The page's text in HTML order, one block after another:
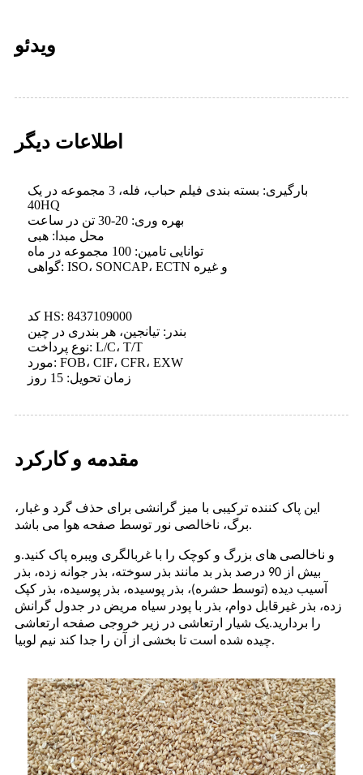
ویدئو
اطلاعات دیگر
بارگیری: بسته بندی فیلم حباب، فله، 3 مجموعه در یک
40HQ
بهره وری: 20-30 تن در ساعت
محل مبدا: هبی
توانایی تامین: 100 مجموعه در ماه
گواهی: ISO، SONCAP، ECTN و غیره
کد HS: 8437109000
بندر: تیانجین، هر بندری در چین
نوع پرداخت: L/C، T/T
مورد: FOB، CIF، CFR، EXW
زمان تحویل: 15 روز
مقدمه و کارکرد
این پاک کننده ترکیبی با میز گرانشی برای حذف گرد و غبار،
برگ، ناخالصی نور توسط صفحه هوا می باشد.
و ناخالصی های بزرگ و کوچک را با غربالگری ویبره پاک کنید.و
بیش از 90 درصد بذر بد مانند بذر سوخته، بذر جوانه زده، بذر
آسیب دیده (توسط حشره)، بذر پوسیده، بذر پوسیده، بذر کپک
زده، بذر غیرقابل دوام، بذر با پودر سیاه مریض در جدول گرانش
را بردارید.یک شیار ارتعاشی در زیر خروجی صفحه ارتعاشی
چیده شده است تا بخشی از آن را جدا کند نیم لوبیا .